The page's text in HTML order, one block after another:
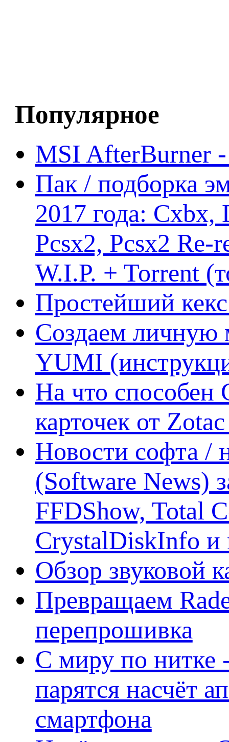
Популярное
MSI AfterBurner
Пак / подборка
2017 года:
Pcsx2, Pcsx2
W.I.P. + Torrent
Простейший кекс
Создаем личную
YUMI
На что способен
карточек от
Новости софта /
(Software News)
FFDShow, Total
CrystalDiskInfo и
Обзор звуковой
Превращаем
перепрошивка
С миру по нитке
парятся насчёт
смартфона